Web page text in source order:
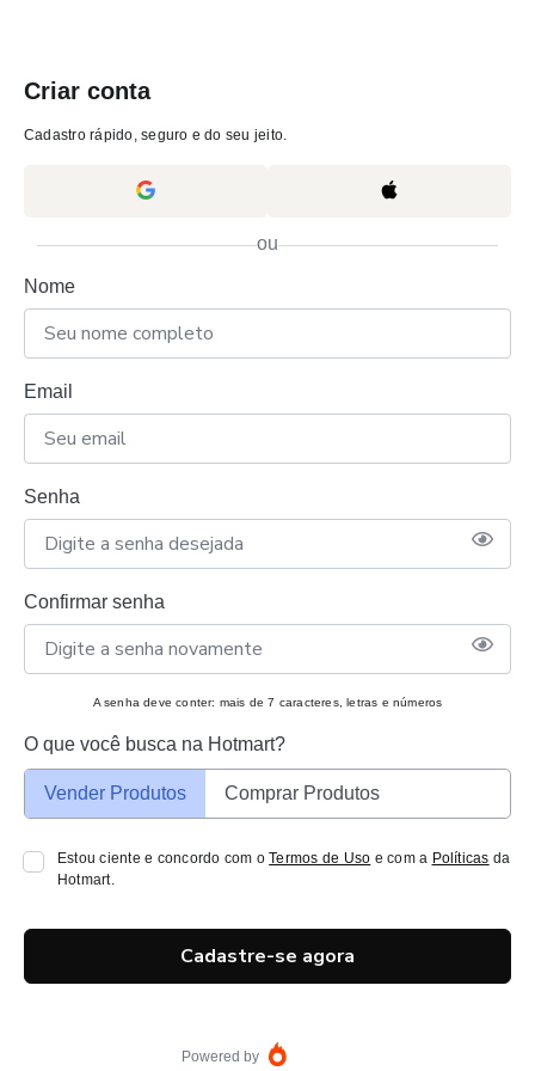
Criar conta
Cadastro rápido, seguro e do seu jeito.
ou
Nome
Email
Senha
Confirmar senha
A senha deve conter: mais de 7 caracteres, letras e números
O que você busca na Hotmart?
Vender Produtos Comprar Produtos
Estou ciente e concordo com oTermos de Uso e com a Políticas da
Hotmart.
Cadastre-se agora
Powered by